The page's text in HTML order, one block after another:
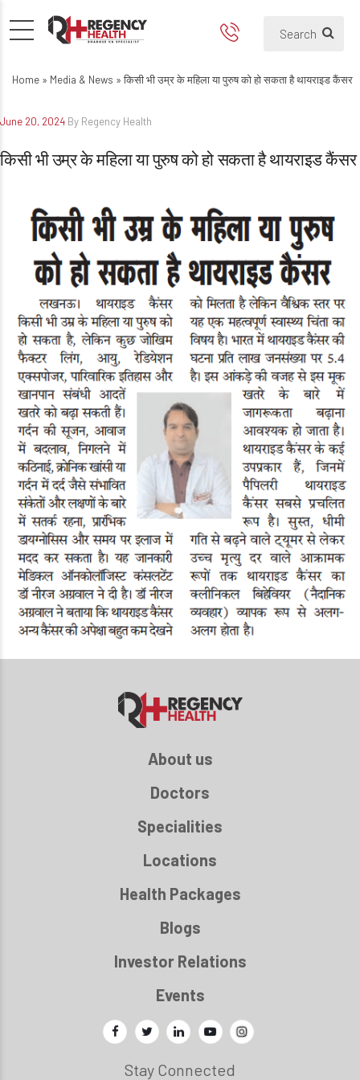
किसी भी उम्र के महिला या पुरुष को
Home » Media & News » किसी भी उम्र के महिला या पुरुष को हो सकता है थायराइड कैंसर
June 20, 2024 By Regency Health
किसी भी उम्र के महिला या पुरुष को हो सकता है थायराइड कैंसर
About us
Doctors
Specialities
Locations
Health Packages
Blogs
Investor Relations
Events
Stay Connected